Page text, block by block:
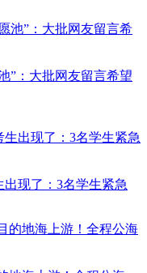
”：大批网友留言希望
现了：3名学生紧急